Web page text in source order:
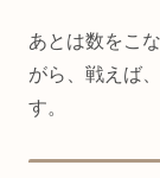
あとは数をこ
がら、戦えば
す。